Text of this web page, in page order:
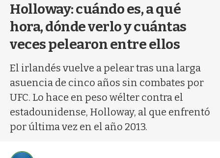
Holloway: cuándo es, a qué
hora, dónde verlo y cuántas
veces pelearon entre ellos
El irlandés vuelve a pelear tras una larga
asuencia de cinco años sin combates por
UFC. Lo hace en peso wélter contra el
estadounidense, Holloway, al que enfrentó
por última vez en el año 2013.